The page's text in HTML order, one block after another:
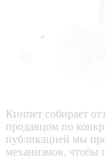
Кинпет собирает
продавцом по
публикацией мы
механизмов, чтобы